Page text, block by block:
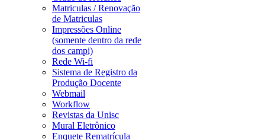
Matriculas / Renovação
de Matriculas
Impressões Online
(somente dentro da rede
dos campi)
Rede Wi-fi
Sistema de Registro da
Produção Docente
Webmail
Workflow
Revistas da Unisc
Mural Eletrônico
Enquete Rematrícula